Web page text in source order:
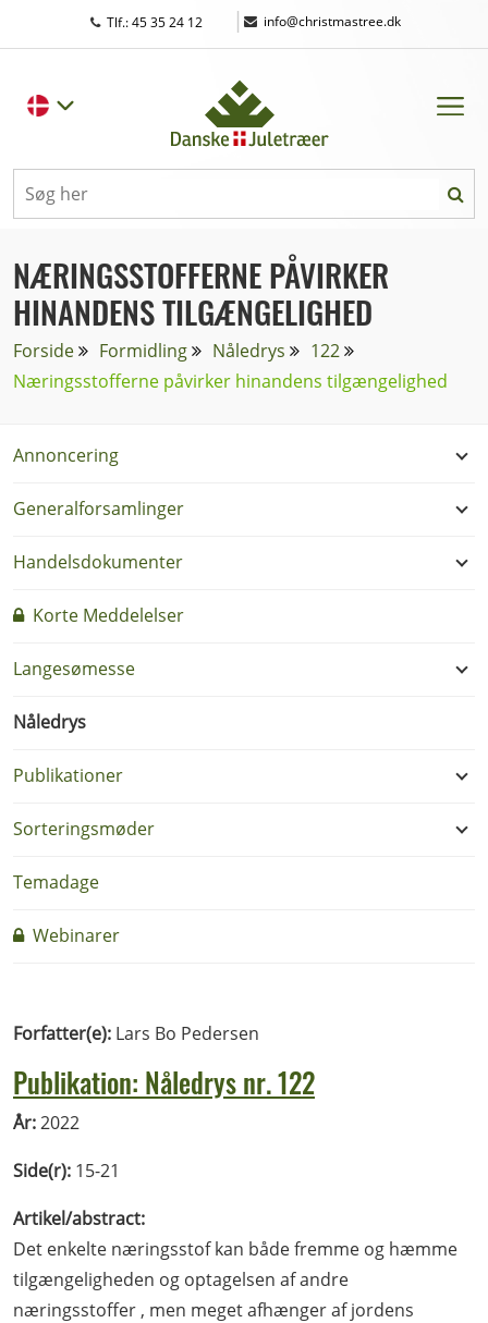
Tlf.: 45 35 24 12 | info@christmastree.dk
NÆRINGSSTOFFERNE PÅVIRKER
HINANDENS TILGÆNGELIGHED
Forside Formidling Nåledrys
122
Næringsstofferne påvirker hinandens tilgængelighed
Annoncering
Generalforsamlinger
Handelsdokumenter
Korte Meddelelser
Langesømesse
Nåledrys
Publikationer
Sorteringsmøder
Temadage
Webinarer
Forfatter(e): Lars Bo Pedersen
Publikation: Nåledrys nr. 122
År:2022
Side(r): 15-21
Artikel/abstract:
Det enkelte næringsstof kan både fremme og hæmme
tilgængeligheden og optagelsen af andre
næringsstoffer , men meget afhænger af jordens